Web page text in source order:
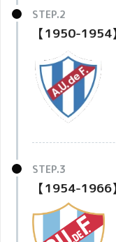
【1950-1954】
【1954-1966】